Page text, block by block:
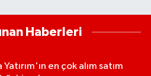
Haberleri
Yatırım'ın en çok alım satım